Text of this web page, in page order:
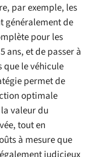
par exemple, les
généralement de
pour les
ans, et de passer à
que le véhicule
permet de
optimale
valeur du
tout en
à mesure que